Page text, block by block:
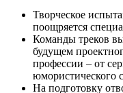
Творческое
поощряется
Команды треков
будущем
профессии – от
юмористического
На подготовку